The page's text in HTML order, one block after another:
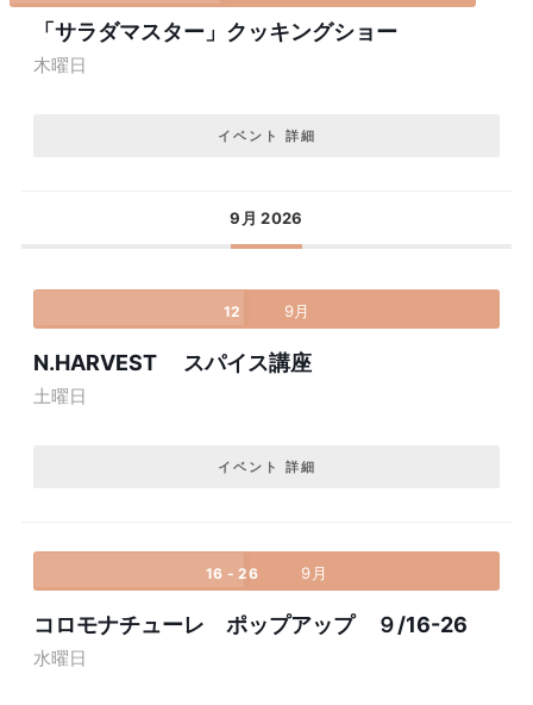
「サラダマスター」クッキングショー
木曜日
イベント 詳細
9月 2026
12 9月
N.HARVEST スパイス講座
土曜日
イベント 詳細
16 - 26 9月
コロモナチューレ ポップアップ ９/16-26
水曜日